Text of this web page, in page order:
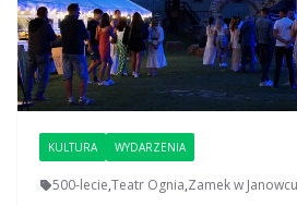
KULTURA WYDARZENIA
500-lecie,Teatr Ognia,Zamek w Janowcu